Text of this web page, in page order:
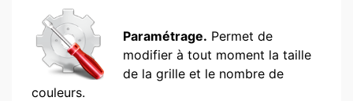
Paramétrage. Permet de
modifier à tout moment la taille
de la grille et le nombre de
couleurs.